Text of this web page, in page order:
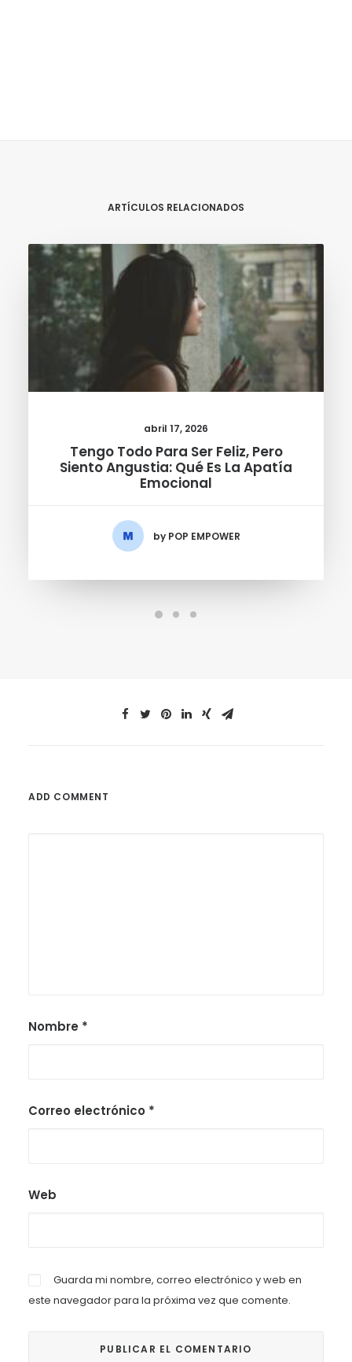
ARTÍCULOS RELACIONADOS
abril 17, 2026
Tengo Todo Para Ser Feliz, Pero
Siento Angustia: Qué Es La Apatía
Emocional
by POP EMPOWER
ADD COMMENT
Nombre *
Correo electrónico *
Web
Guarda mi nombre, correo electrónico y web en
este navegador para la próxima vez que comente.